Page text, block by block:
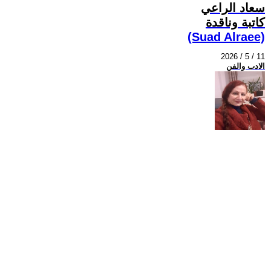
سعاد الراعي
كاتبة وناقدة
(Suad Alraee)
2026 / 5 / 11
الادب والفن